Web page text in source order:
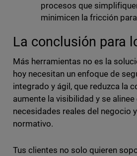
procesos que
minimicen la fricción
La conclusión para
Más herramientas no es la
hoy necesitan un enfoque de
integrado y ágil, que reduzca la
aumente la visibilidad y se alinee
necesidades reales del negocio
normativo.
Tus clientes no solo quieren